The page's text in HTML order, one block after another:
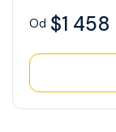
Od $1 458